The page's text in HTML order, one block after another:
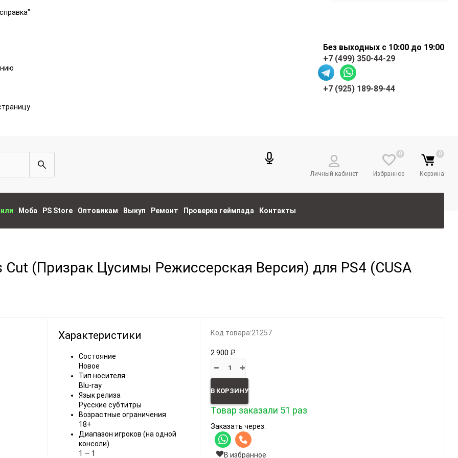
Без выходных с 10:00 до 19:00
+7 (499) 350-44-29
+7 (925) 189-89-44
Личный кабинет Избранное
0
Корзина
0
Microsoft Xbox Microsoft Xbox Геймпады
Фигурки
Шлемы, рули
Эл.книги / планшеты
Моба PS Store Оптовикам Выкуп Ремонт Проверка геймпада Контакты
Cut (Призрак Цусимы Режиссерская Версия) для PS4 (CUSA
Характеристики
Состояние
Новое
Тип носителя
Blu-ray
Язык релиза
Русские субтитры
Возрастные ограничения
18+
Диапазон игроков (на одной
консоли)
1 — 1
Код товара:21257
2 900 ₽
В КОРЗИНУ
Товар заказали 51 раз
Заказать через:
В избранное